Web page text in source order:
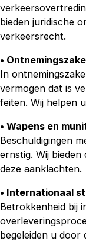
bieden juridische
verkeersrecht.
•
In
vermogen dat is
feiten. Wij helpen
• Wapens en
Beschuldigingen
ernstig. Wij bieden
deze aanklachten.
• Internationaal
Betrokkenheid bij
begeleiden u door